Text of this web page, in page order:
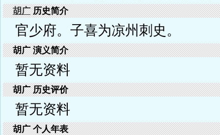
胡广历史简介
官少府。子喜为凉州刺史。
胡广 演义简介
暂无资料
胡广 历史评价
暂无资料
胡广 个人年表